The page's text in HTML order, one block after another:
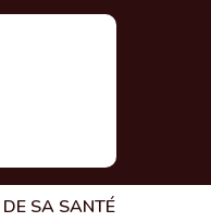
SA SANTÉ